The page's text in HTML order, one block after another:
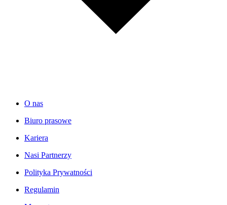
O nas
Biuro prasowe
Kariera
Nasi Partnerzy
Polityka Prywatności
Regulamin